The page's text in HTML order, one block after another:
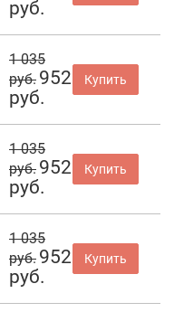
руб.
1 035
руб. 952
руб.
Купить
1 035
руб. 952
руб.
Купить
1 035
руб. 952
руб.
Купить